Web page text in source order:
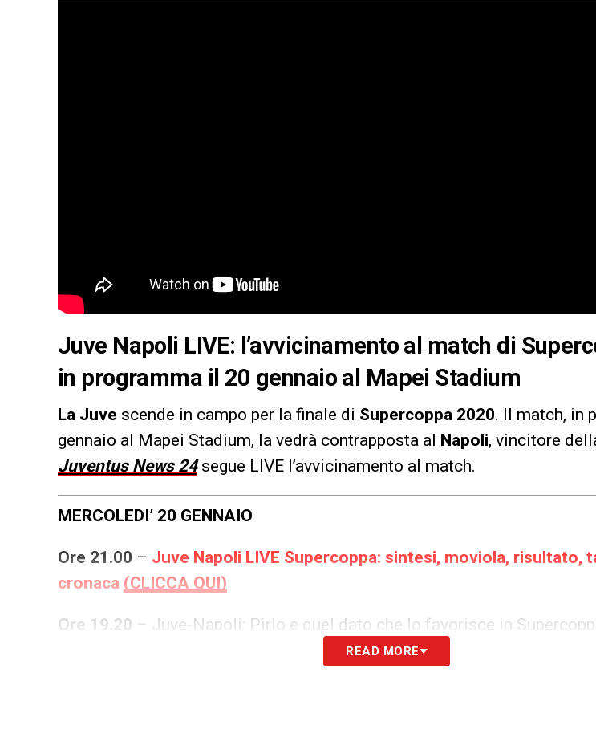
Juve Napoli LIVE: l’avvicinamento al match di
in programma il 20 gennaio al Mapei Stadium
La Juve scende in campo per la finale di Supercoppa 2020. Il match, in
gennaio al Mapei Stadium, la vedrà contrapposta al Napoli, vincitore
Juventus News 24segue LIVE l’avvicinamento al match.
MERCOLEDI’ 20 GENNAIO
Ore 21.00 – Juve Napoli LIVE Supercoppa: sintesi, moviola, risultato,
cronaca (CLICCA QUI)
Ore 19.20 – Juve-Napoli: Pirlo e quel dato che lo favorisce in
– Juve-Napoli, Gattuso può sorridere: sarà titolare contro i
READ MORE